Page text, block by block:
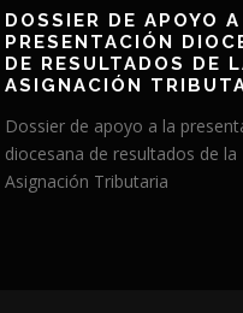
DOSSIER DE APOYO
PRESENTACIÓN
DE RESULTADOS DE
ASIGNACIÓN
Dossier de apoyo a la
diocesana de resultados de la
Asignación Tributaria